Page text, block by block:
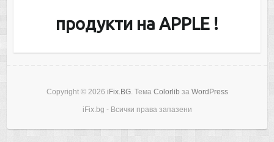
продукти на APPLE !
Copyright © 2026 iFix.BG. Тема Colorlib за WordPress
iFix.bg - Всички права запазени